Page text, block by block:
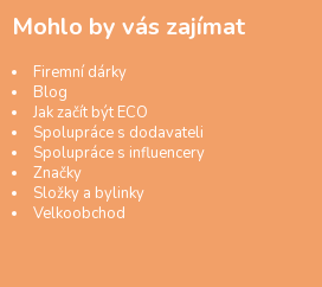
Mohlo by vás zajímat
Firemní dárky
Blog
Jak začít být ECO
Spolupráce s dodavateli
Spolupráce s influencery
Značky
Složky a bylinky
Velkoobchod